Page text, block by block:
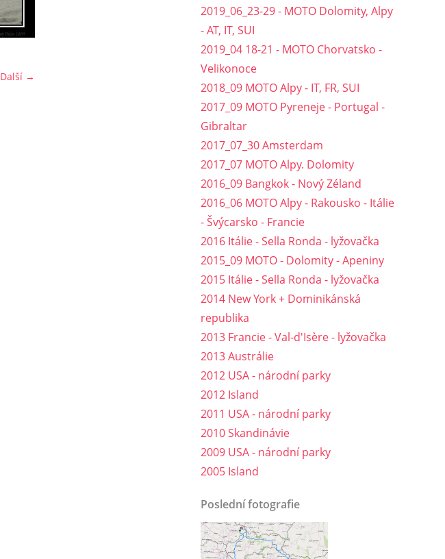
Další →
2019_06_23-29 - MOTO Dolomity, Alpy
- AT, IT, SUI
2019_04 18-21 - MOTO Chorvatsko -
Velikonoce
2018_09 MOTO Alpy - IT, FR, SUI
2017_09 MOTO Pyreneje - Portugal -
Gibraltar
2017_07_30 Amsterdam
2017_07 MOTO Alpy. Dolomity
2016_09 Bangkok - Nový Zéland
2016_06 MOTO Alpy - Rakousko - Itálie
- Švýcarsko - Francie
2016 Itálie - Sella Ronda - lyžovačka
2015_09 MOTO - Dolomity - Apeniny
2015 Itálie - Sella Ronda - lyžovačka
2014 New York + Dominikánská
republika
2013 Francie - Val-d'Isère - lyžovačka
2013 Austrálie
2012 USA - národní parky
2012 Island
2011 USA - národní parky
2010 Skandinávie
2009 USA - národní parky
2005 Island
Poslední fotografie